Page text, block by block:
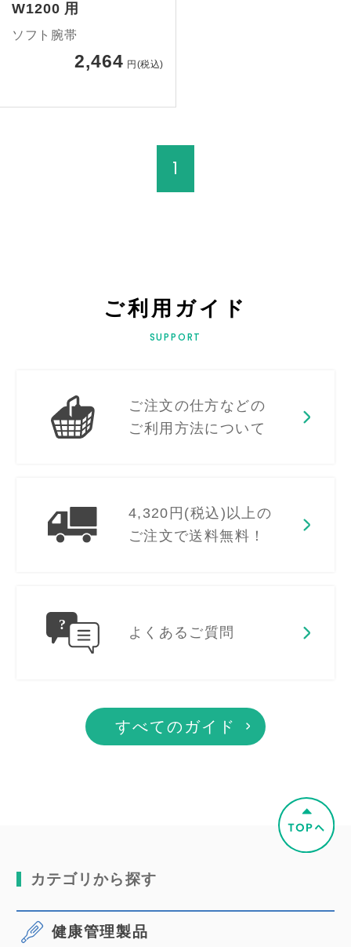
W1200 用
ソフト腕帯
2,464 円(税込)
1
ご利用ガイド
SUPPORT
ご注文の仕方などの
ご利用方法について
4,320円(税込)以上の
ご注文で送料無料！
よくあるご質問
すべてのガイド
カテゴリから探す
健康管理製品